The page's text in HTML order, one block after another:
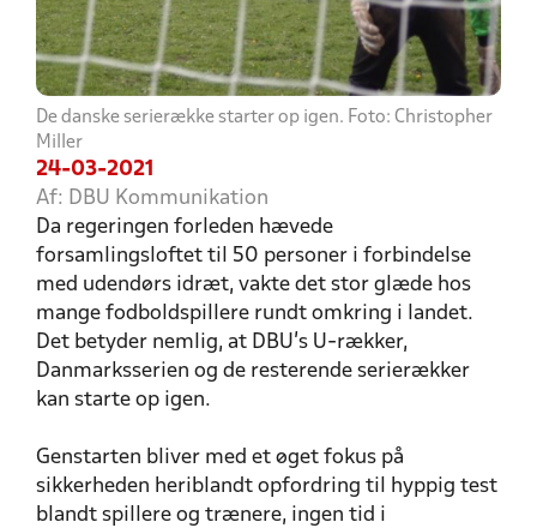
De danske serierække starter op igen. Foto: Christopher
Miller
24-03-2021
Af: DBU Kommunikation
Da regeringen forleden hævede
forsamlingsloftet til 50 personer i forbindelse
med udendørs idræt, vakte det stor glæde hos
mange fodboldspillere rundt omkring i landet.
Det betyder nemlig, at DBU’s U-rækker,
Danmarksserien og de resterende serierækker
kan starte op igen.
Genstarten bliver med et øget fokus på
sikkerheden heriblandt opfordring til hyppig test
blandt spillere og trænere, ingen tid i